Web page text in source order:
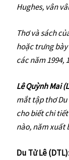
Hughes, vân
Thơ và sách
hoặc trưng bày
các năm 1994,
Lê Quỳnh Mai
mắt tập thơ Du
cho biết chi
nào, năm xuất
Du Tử Lê (DTL)